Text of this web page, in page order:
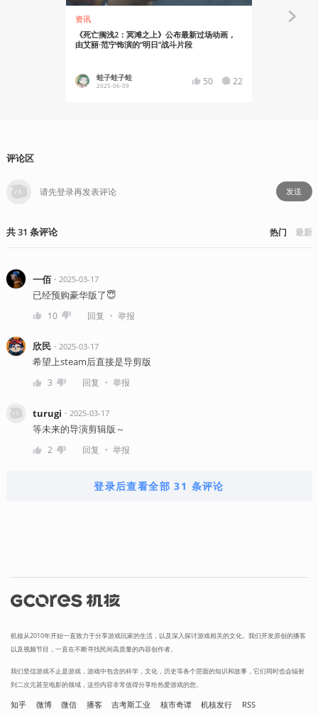
资讯
《死亡搁浅2：冥滩之上》公布最新过场动画，
由艾丽·范宁饰演的“明日”战斗片段
蛙子蛙子蛙
2025-06-09 50 22
评论区
发送
共31 条评论 热门 最新
一佰・ 2025-03-17
已经预购豪华版了😇
10 回复 ・ 举报
欣民・ 2025-03-17
希望上steam后直接是导剪版
3 回复 ・ 举报
turugi ・ 2025-03-17
等未来的导演剪辑版～
2 回复 ・ 举报
登录后查看全部 31 条评论
机核从2010年开始一直致力于分享游戏玩家的生活，以及深入探讨游戏相关的文化。我们开发原创的播客
以及视频节目，一直在不断寻找民间高质量的内容创作者。
我们坚信游戏不止是游戏，游戏中包含的科学，文化，历史等各个层面的知识和故事，它们同时也会辐射
到二次元甚至电影的领域，这些内容非常值得分享给热爱游戏的您。
知乎 微博 微信 播客 吉考斯工业 核市奇谭 机核发行 RSS